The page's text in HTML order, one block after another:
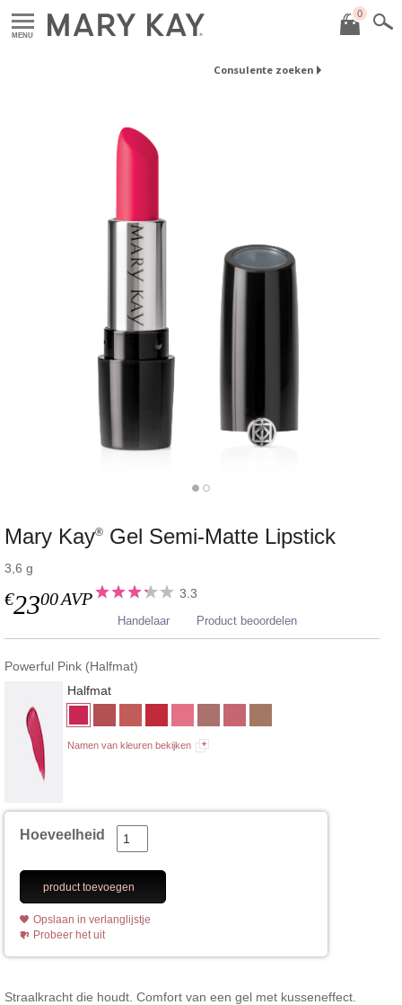
MENU
0
Consulente zoeken
Mary Kay® Gel Semi-Matte Lipstick
3,6 g
€2300AVP 3.3
Handelaar Product beoordelen
Powerful Pink (Halfmat)
Halfmat
Namen van kleuren bekijken
Hoeveelheid
product toevoegen
Opslaan in verlanglijstje
Probeer het uit
Straalkracht die houdt. Comfort van een gel met kusseneffect.